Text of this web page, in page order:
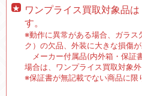
ワンプライス買取対象品
す。
※動作に異常がある場合、ガラス
ク）の欠品、外装に大きな損傷が
メーカー付属品(内外箱・保証
場合は、ワンプライス買取対象外
※保証書が無記載でない商品に限